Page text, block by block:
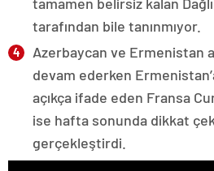
tarafından bile tanınmıyor.
Azerbaycan ve Ermenistan
devam ederken
açıkça ifade eden Fransa
ise hafta sonunda dikkat
gerçekleştirdi.